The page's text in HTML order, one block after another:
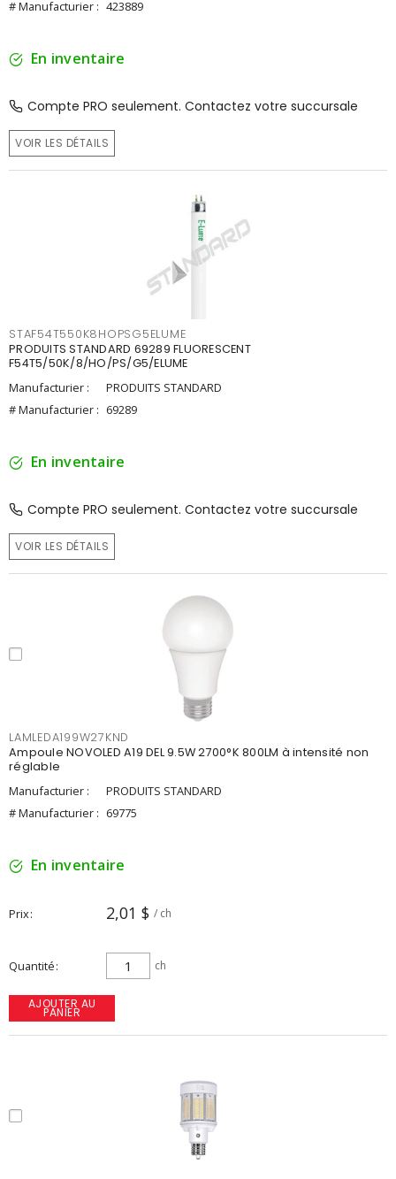
# Manufacturier : 423889
En inventaire
Compte PRO seulement. Contactez votre succursale
VOIR LES DÉTAILS
STAF54T550K8HOPSG5ELUME
PRODUITS STANDARD 69289 FLUORESCENT
F54T5/50K/8/HO/PS/G5/ELUME
Manufacturier :
PRODUITS STANDARD
# Manufacturier : 69289
En inventaire
Compte PRO seulement. Contactez votre succursale
VOIR LES DÉTAILS
LAMLEDA199W27KND
Ampoule NOVOLED A19 DEL 9.5W 2700°K 800LM à intensité non
réglable
Manufacturier :
PRODUITS STANDARD
# Manufacturier : 69775
En inventaire
Prix 2,01 $ / ch
Quantité ch
AJOUTER AU
PANIER